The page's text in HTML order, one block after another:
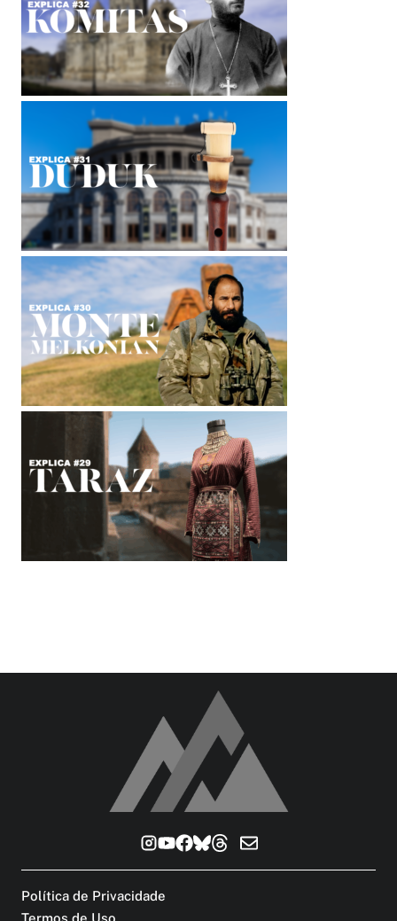
Política de Privacidade
Termos de Uso